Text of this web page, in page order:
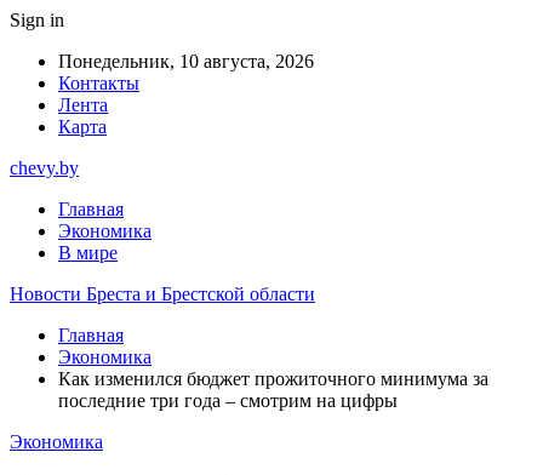
Sign in
Понедельник, 10 августа, 2026
Контакты
Лента
Карта
chevy.by
Главная
Экономика
В мире
Новости Бреста и Брестской области
Главная
Экономика
Как изменился бюджет прожиточного минимума за
последние три года – смотрим на цифры
Экономика